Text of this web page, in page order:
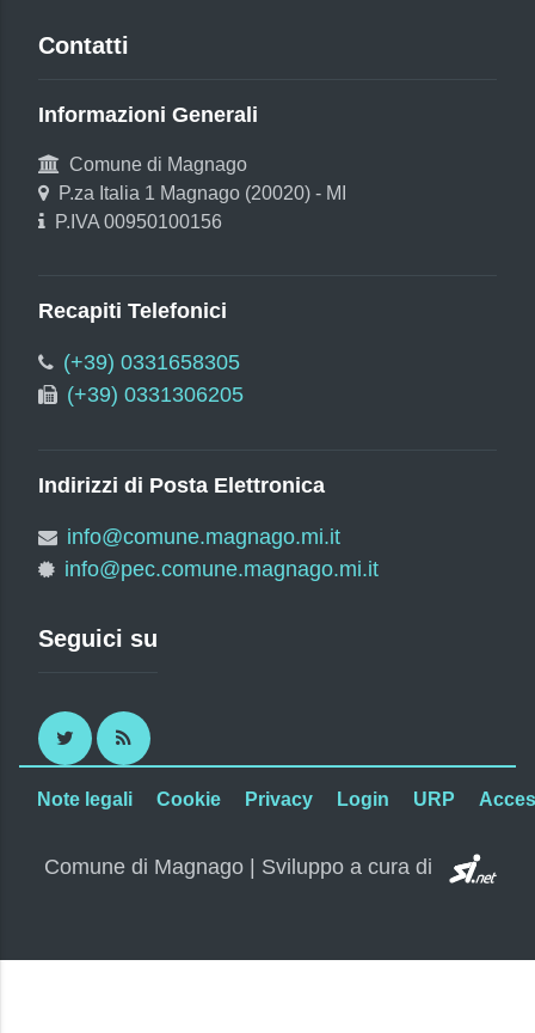
Contatti
Informazioni Generali
Comune di Magnago
P.za Italia 1 Magnago (20020) - MI
P.IVA 00950100156
Recapiti Telefonici
(+39) 0331658305
(+39) 0331306205
Indirizzi di Posta Elettronica
info@comune.magnago.mi.it
info@pec.comune.magnago.mi.it
Seguici su
Twitter RSS
Note legali Cookie Privacy Login URP
Comune di Magnago | Sviluppo a cura di